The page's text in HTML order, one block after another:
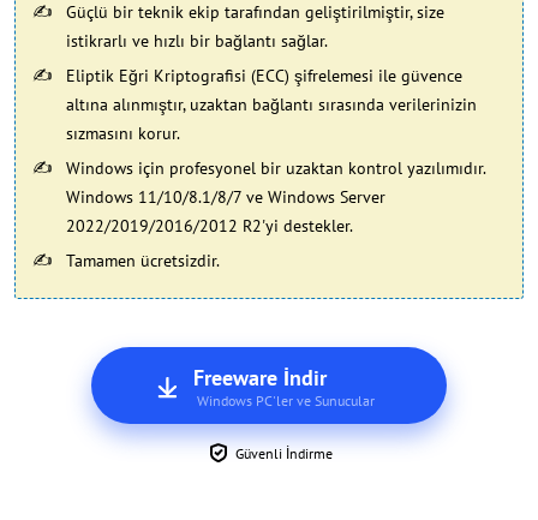
Güçlü bir teknik ekip tarafından geliştirilmiştir, size
istikrarlı ve hızlı bir bağlantı sağlar.
Eliptik Eğri Kriptografisi (ECC) şifrelemesi ile güvence
altına alınmıştır, uzaktan bağlantı sırasında verilerinizin
sızmasını korur.
Windows için profesyonel bir uzaktan kontrol yazılımıdır.
Windows 11/10/8.1/8/7 ve Windows Server
2022/2019/2016/2012 R2'yi destekler.
Tamamen ücretsizdir.
Freeware İndir
Windows PC'ler ve Sunucular
Güvenli İndirme